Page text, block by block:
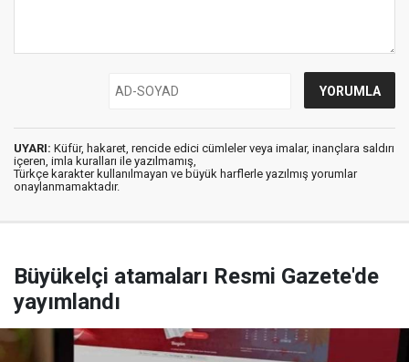
UYARI: Küfür, hakaret, rencide edici cümleler veya imalar, inançlara saldırı
içeren, imla kuralları ile yazılmamış,
Türkçe karakter kullanılmayan ve büyük harflerle yazılmış yorumlar
onaylanmamaktadır.
Büyükelçi atamaları Resmi Gazete'de
yayımlandı